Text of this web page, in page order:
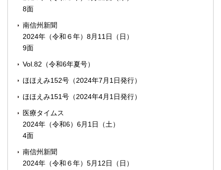
8面
南信州新聞
2024年（令和６年）8月11日（日）
9面
Vol.82（令和6年夏号）
ほほえみ152号（2024年7月1日発行）
ほほえみ151号（2024年4月1日発行）
医療タイムス
2024年（令和6）6月1日（土）
4面
南信州新聞
2024年（令和６年）5月12日（日）